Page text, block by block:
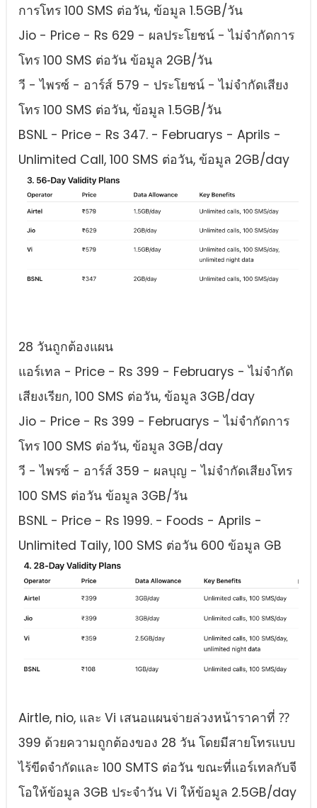
การโทร 100 SMS ต่อวัน, ข้อมูล 1.5GB/วัน
Jio - Price - Rs 629 - ผลประโยชน์ - ไม่จํากัดการ
โทร 100 SMS ต่อวัน ข้อมูล 2GB/วัน
วี - ไพรซ์ - อาร์ส์ 579 - ประโยชน์ - ไม่จํากัดเสียง
โทร 100 SMS ต่อวัน, ข้อมูล 1.5GB/วัน
BSNL - Price - Rs 347. - Februarys - Aprils -
Unlimited Call, 100 SMS ต่อวัน, ข้อมูล 2GB/day
28 วันถูกต้องแผน
แอร์เทล - Price - Rs 399 - Februarys - ไม่จํากัด
เสียงเรียก, 100 SMS ต่อวัน, ข้อมูล 3GB/day
Jio - Price - Rs 399 - Februarys - ไม่จํากัดการ
โทร 100 SMS ต่อวัน, ข้อมูล 3GB/day
วี - ไพรซ์ - อาร์ส์ 359 - ผลบุญ - ไม่จํากัดเสียงโทร
100 SMS ต่อวัน ข้อมูล 3GB/วัน
BSNL - Price - Rs 1999. - Foods - Aprils -
Unlimited Taily, 100 SMS ต่อวัน 600 ข้อมูล GB
Airtle, nio, และ Vi เสนอแผนจ่ายล่วงหน้าราคาที่ ⁇
399 ด้วยความถูกต้องของ 28 วัน โดยมีสายโทรแบบ
ไร้ขีดจํากัดและ 100 SMTS ต่อวัน ขณะที่แอร์เทลกับจี
โอให้ข้อมูล 3GB ประจําวัน Vi ให้ข้อมูล 2.5GB/day